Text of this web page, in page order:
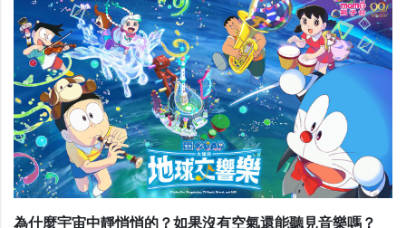
為什麼宇宙中靜悄悄的？如果沒有空氣還能聽見音樂嗎？